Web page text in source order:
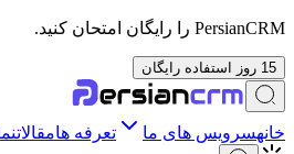
PersianCRM را رایگان امتحان کنید.
15 روز استفاده رایگان
خانهسرویس های ما تعرفه هامقالات